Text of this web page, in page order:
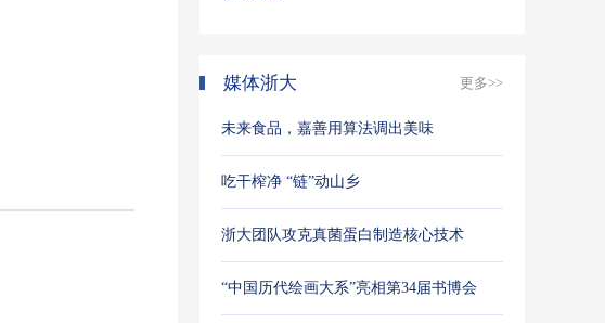
媒体浙大 更多>>
未来食品，嘉善用算法调出美味
吃干榨净 “链”动山乡
浙大团队攻克真菌蛋白制造核心技术
“中国历代绘画大系”亮相第34届书博会